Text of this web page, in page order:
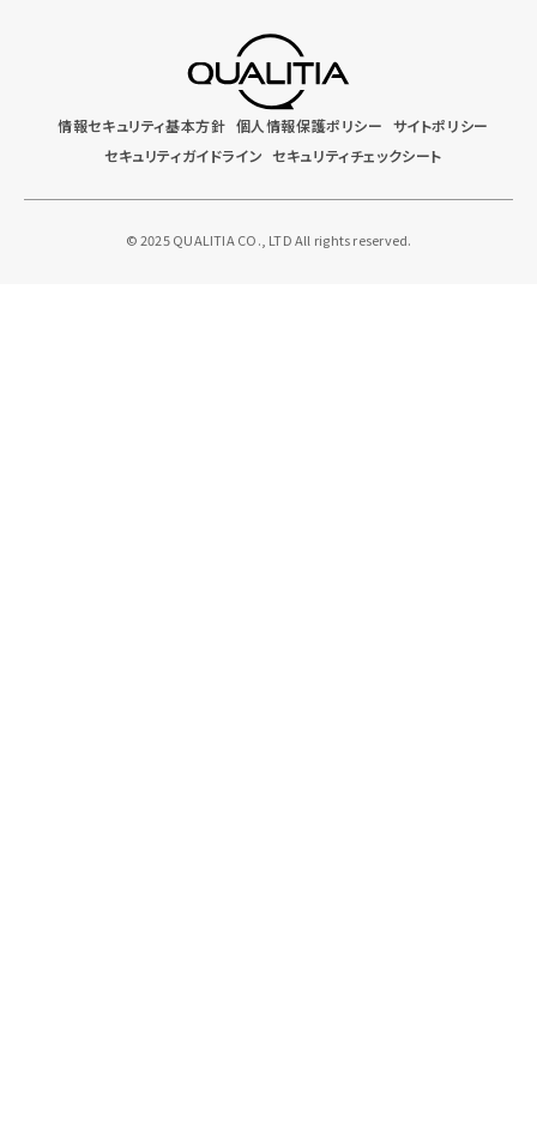
情報セキュリティ基本方針 個人情報保護ポリシー サイトポリシー
セキュリティガイドライン セキュリティチェックシート
© 2025 QUALITIA CO., LTD All rights reserved.